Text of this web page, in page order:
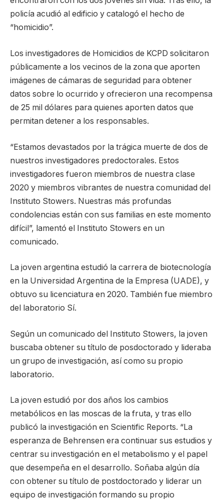
policía acudió al edificio y catalogó el hecho de
“homicidio”.
Los investigadores de Homicidios de KCPD solicitaron
públicamente a los vecinos de la zona que aporten
imágenes de cámaras de seguridad para obtener
datos sobre lo ocurrido y ofrecieron una recompensa
de 25 mil dólares para quienes aporten datos que
permitan detener a los responsables.
“Estamos devastados por la trágica muerte de dos de
nuestros investigadores predoctorales. Estos
investigadores fueron miembros de nuestra clase
2020 y miembros vibrantes de nuestra comunidad del
Instituto Stowers. Nuestras más profundas
condolencias están con sus familias en este momento
difícil”, lamentó el Instituto Stowers en un
comunicado.
La joven argentina estudió la carrera de biotecnología
en la Universidad Argentina de la Empresa (UADE), y
obtuvo su licenciatura en 2020. También fue miembro
del laboratorio Sí.
Según un comunicado del Instituto Stowers, la joven
buscaba obtener su título de posdoctorado y lideraba
un grupo de investigación, así como su propio
laboratorio.
La joven estudió por dos años los cambios
metabólicos en las moscas de la fruta, y tras ello
publicó la investigación en Scientific Reports. “La
esperanza de Behrensen era continuar sus estudios y
centrar su investigación en el metabolismo y el papel
que desempeña en el desarrollo. Soñaba algún día
con obtener su título de postdoctorado y liderar un
equipo de investigación formando su propio